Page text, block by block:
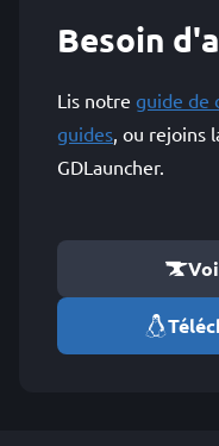
Besoin
Lis notre guide de
guides, ou rejoins
GDLauncher.